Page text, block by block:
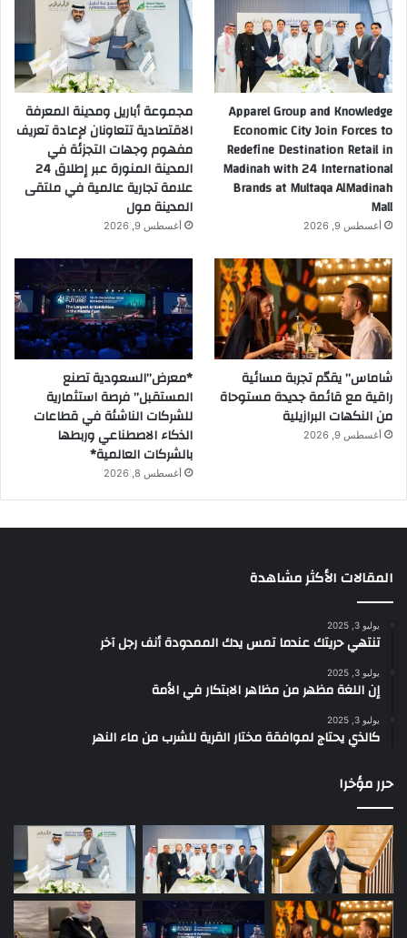
Apparel Group and Knowledge
Economic City Join Forces to
Redefine Destination Retail in
Madinah with 24 International
Brands at Multaqa AlMadinah
Mall
أغسطس 9, 2026
مجموعة أباريل ومدينة المعرفة
الاقتصادية تتعاونان لإعادة تعريف
مفهوم وجهات التجزئة في
المدينة المنورة عبر إطلاق 24
علامة تجارية عالمية في ملتقى
المدينة مول
أغسطس 9, 2026
شاماس” يقدّم تجربة مسائية
راقية مع قائمة جديدة مستوحاة
من النكهات البرازيلية
أغسطس 9, 2026
*معرض”السعودية تصنع
المستقبل” فرصة استثمارية
للشركات الناشئة في قطاعات
الذكاء الاصطناعي وربطها
بالشركات العالمية*
أغسطس 8, 2026
المقالات الأكثر مشاهدة
يوليو 3, 2025
تنتهي حريتك عندما تمس يدك الممدودة أنف رجل آخر
يوليو 3, 2025
إن اللغة مظهر من مظاهر الابتكار في الأمة
يوليو 3, 2025
كالذي يحتاج لموافقة مختار القرية للشرب من ماء النهر
حرر مؤخرا